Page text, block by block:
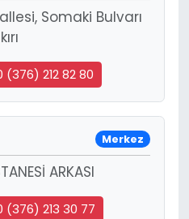
Somaki Bulvarı
(376) 212 82 80
Merkez
ARKASI
(376) 213 30 77